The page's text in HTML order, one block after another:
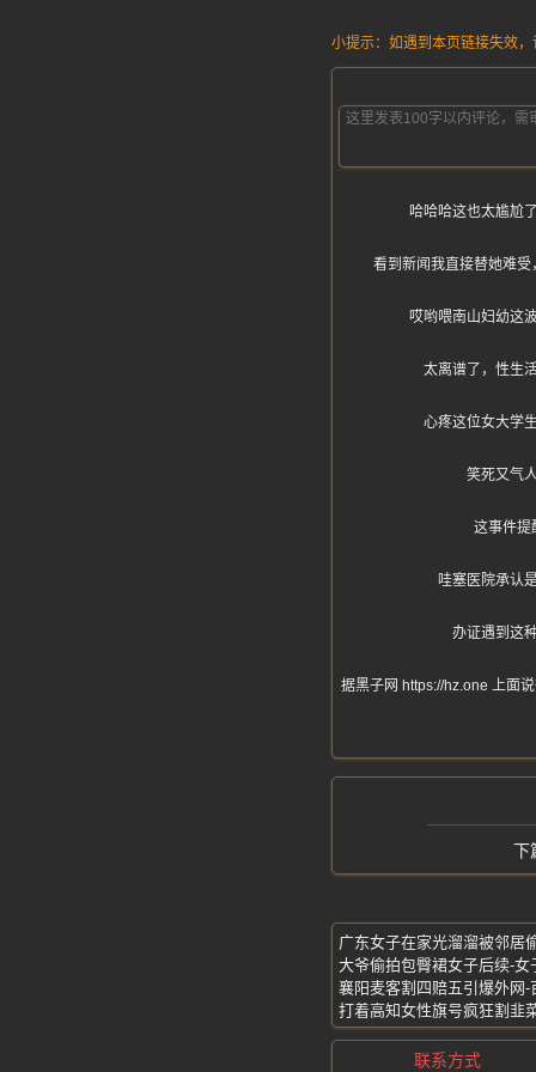
小提示：如遇到本页链接失效
哈哈哈这也太尴尬
看到新闻我直接替她难受
哎哟喂南山妇幼这
太离谱了，性生
心疼这位女大学
笑死又气
这事件提
哇塞医院承认
办证遇到这
据黑子网 https://hz.one 上面
广东女子在家光溜溜被邻居
大爷偷拍包臀裙女子后续-
打着高知女性旗号疯狂割韭
联系方式